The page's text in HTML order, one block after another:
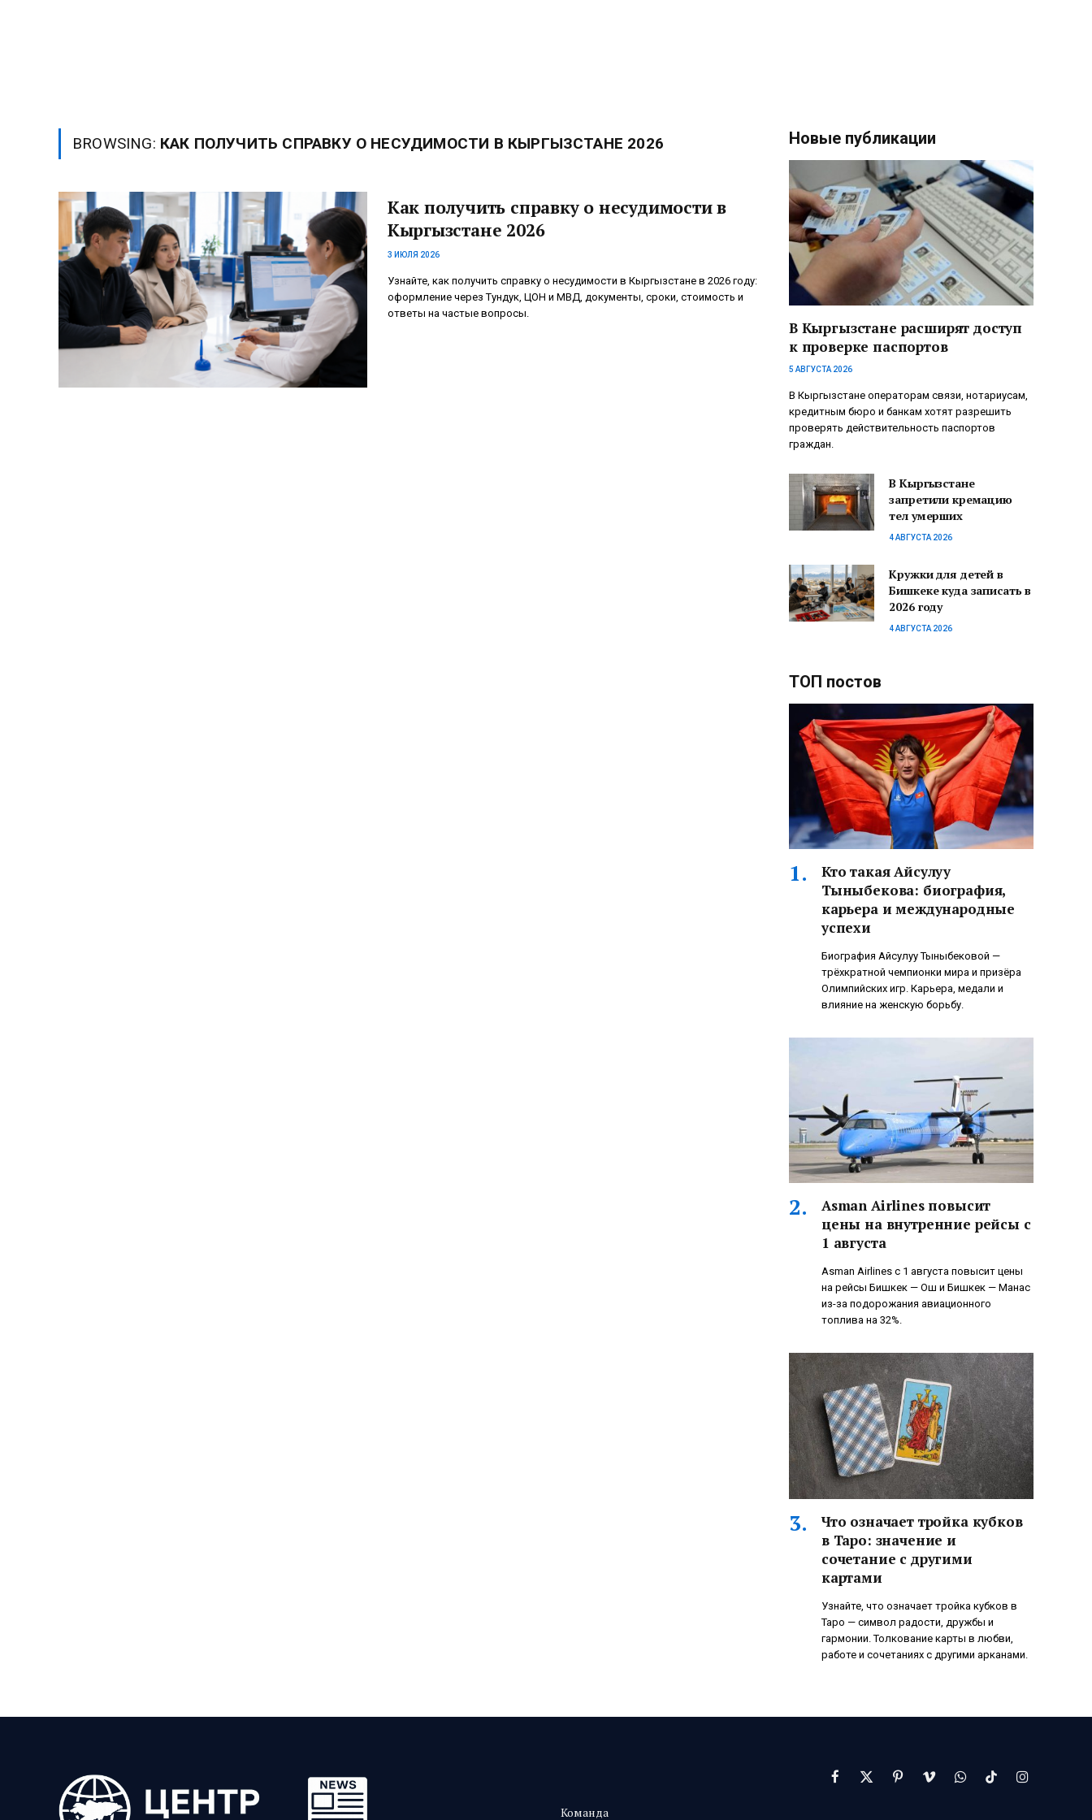
BROWSING: КАК ПОЛУЧИТЬ СПРАВКУ О НЕСУДИМОСТИ В КЫРГЫЗСТАНЕ 2026
Как получить справку о несудимости в
Кыргызстане 2026
3 ИЮЛЯ 2026
Узнайте, как получить справку о несудимости в Кыргызстане в 2026 году:
оформление через Тундук, ЦОН и МВД, документы, сроки, стоимость и
ответы на частые вопросы.
Новые публикации
В Кыргызстане расширят доступ
к проверке паспортов
5 АВГУСТА 2026
В Кыргызстане операторам связи, нотариусам,
кредитным бюро и банкам хотят разрешить
проверять действительность паспортов
граждан.
В Кыргызстане
запретили кремацию
тел умерших
4 АВГУСТА 2026
Кружки для детей в
Бишкеке куда записать в
2026 году
4 АВГУСТА 2026
ТОП постов
Кто такая Айсулуу
Тыныбекова: биография,
карьера и международные
успехи
Биография Айсулуу Тыныбековой —
трёхкратной чемпионки мира и призёра
Олимпийских игр. Карьера, медали и
влияние на женскую борьбу.
Asman Airlines повысит
цены на внутренние рейсы с
1 августа
Asman Airlines с 1 августа повысит цены
на рейсы Бишкек — Ош и Бишкек — Манас
из-за подорожания авиационного
топлива на 32%.
Что означает тройка кубков
в Таро: значение и
сочетание с другими
картами
Узнайте, что означает тройка кубков в
Таро — символ радости, дружбы и
гармонии. Толкование карты в любви,
работе и сочетаниях с другими арканами.
Facebook
X
PinterestVimeoWhatsAppTikTokInstagram
Команда